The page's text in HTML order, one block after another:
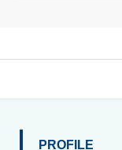
PROFILE